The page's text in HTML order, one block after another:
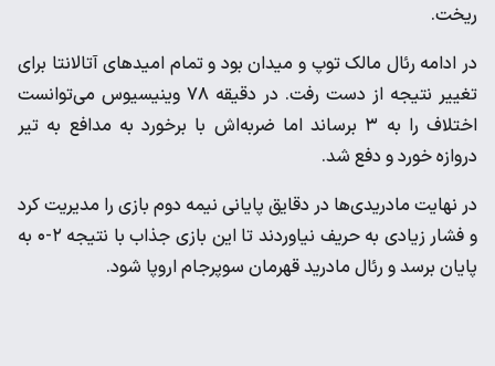
ریخت.
در ادامه رئال مالک توپ و میدان بود و تمام امیدهای آتالانتا برای
تغییر نتیجه از دست رفت. در دقیقه ۷۸ وینیسیوس می‌توانست
اختلاف را به ۳ برساند اما ضربه‌اش با برخورد به مدافع به تیر
دروازه خورد و دفع شد.
در نهایت مادریدی‌ها در دقایق پایانی نیمه دوم بازی را مدیریت کرد
و فشار زیادی به حریف نیاوردند تا این بازی جذاب با نتیجه ۲-۰ به
پایان برسد و رئال مادرید قهرمان سوپرجام اروپا شود.